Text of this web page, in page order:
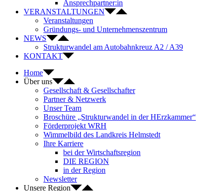
Ansprechpartner:in
VERANSTALTUNGEN
Veranstaltungen
Gründungs- und Unternehmenszentrum
NEWS
Strukturwandel am Autobahnkreuz A2 / A39
KONTAKT
Home
Über uns
Gesellschaft & Gesellschafter
Partner & Netzwerk
Unser Team
Broschüre „Strukturwandel in der HErzkammer“
Förderprojekt WRH
Wimmelbild des Landkreis Helmstedt
Ihre Karriere
bei der Wirtschaftsregion
DIE REGION
in der Region
Newsletter
Unsere Region